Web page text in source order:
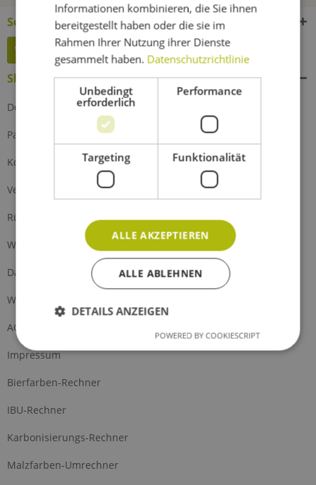
Service Hotline
Widerruf erklären
Shop Service
Defektes Produkt
Partnerprogramm
Kontakt
Versand und Zahlung
Rückgabe
Widerrufsrecht
Datenschutz
Widerrufsformular
AGB
Impressum
Bierfarben-Rechner
IBU-Rechner
Karbonisierungs-Rechner
Malzfarben-Umrechner
Informationen kombinieren, die Sie ihnen
bereitgestellt haben oder die sie im
Rahmen Ihrer Nutzung ihrer Dienste
gesammelt haben. Datenschutzrichtlinie
Unbedingt
erforderlich
Performance
Targeting Funktionalität
ALLE AKZEPTIEREN
ALLE ABLEHNEN
DETAILS ANZEIGEN
POWERED BY COOKIESCRIPT